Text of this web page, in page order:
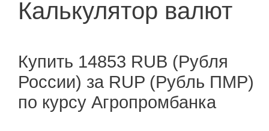
Калькулятор валют
Купить 14853 RUB (Рубля
России) за RUP (Рубль ПМР)
по курсу Агропромбанка